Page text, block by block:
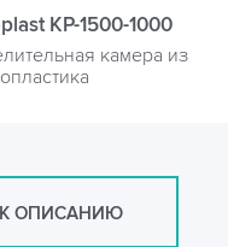
KP-1500-1000
камера из
ОПИСАНИЮ